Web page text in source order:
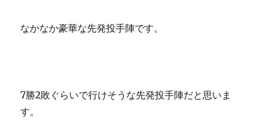
なかなか豪華な先発投手陣です。
7勝2敗ぐらいで行けそうな先発投手陣だと思いま
す。